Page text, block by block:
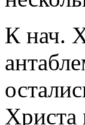
К нач.
Христа